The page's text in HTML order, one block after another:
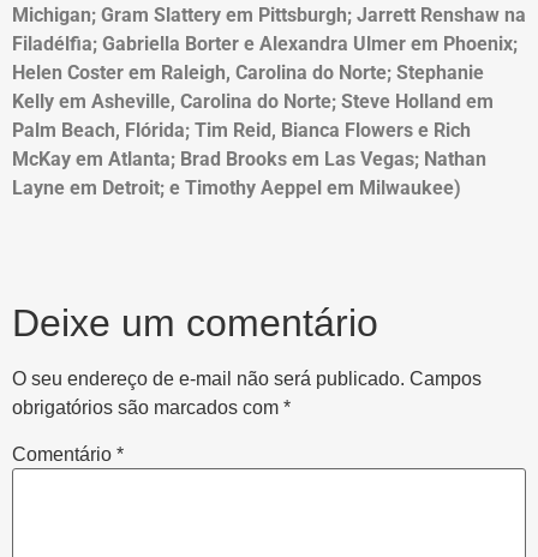
Michigan; Gram Slattery em Pittsburgh; Jarrett Renshaw na
Filadélfia; Gabriella Borter e Alexandra Ulmer em Phoenix;
Helen Coster em Raleigh, Carolina do Norte; Stephanie
Kelly em Asheville, Carolina do Norte; Steve Holland em
Palm Beach, Flórida; Tim Reid, Bianca Flowers e Rich
McKay em Atlanta; Brad Brooks em Las Vegas; Nathan
Layne em Detroit; e Timothy Aeppel em Milwaukee)
Deixe um comentário
O seu endereço de e-mail não será publicado. Campos
obrigatórios são marcados com *
Comentário *